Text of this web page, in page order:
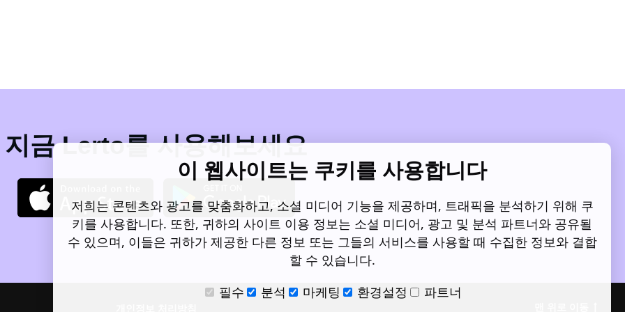
지금 Lerto를 사용해보세요
이 웹사이트는 쿠키를 사용합니다
저희는 콘텐츠와 광고를 맞춤화하고, 소셜 미디어 기능을 제공하며, 트래픽을 분석하기 위해 쿠
키를 사용합니다. 또한, 귀하의 사이트 이용 정보는 소셜 미디어, 광고 및 분석 파트너와 공유될
수 있으며, 이들은 귀하가 제공한 다른 정보 또는 그들의 서비스를 사용할 때 수집한 정보와 결합
할 수 있습니다.
필수
분석 마케팅 환경설정 파트너